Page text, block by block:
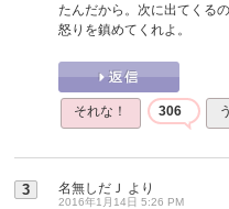
たんだから。次に出てくる
怒りを鎮めてくれよ。
それな！ 306
3 名無しだＪ より
2016年1月14日 5:26 PM